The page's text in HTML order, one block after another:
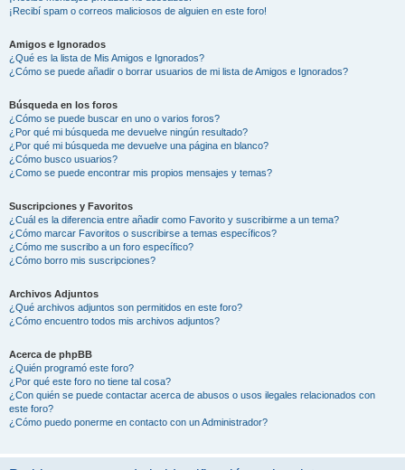
¡Recibí spam o correos maliciosos de alguien en este foro!
Amigos e Ignorados
¿Qué es la lista de Mis Amigos e Ignorados?
¿Cómo se puede añadir o borrar usuarios de mi lista de Amigos e Ignorados?
Búsqueda en los foros
¿Cómo se puede buscar en uno o varios foros?
¿Por qué mi búsqueda me devuelve ningún resultado?
¿Por qué mi búsqueda me devuelve una página en blanco?
¿Cómo busco usuarios?
¿Como se puede encontrar mis propios mensajes y temas?
Suscripciones y Favoritos
¿Cuál es la diferencia entre añadir como Favorito y suscribirme a un tema?
¿Cómo marcar Favoritos o suscribirse a temas específicos?
¿Cómo me suscribo a un foro específico?
¿Cómo borro mis suscripciones?
Archivos Adjuntos
¿Qué archivos adjuntos son permitidos en este foro?
¿Cómo encuentro todos mis archivos adjuntos?
Acerca de phpBB
¿Quién programó este foro?
¿Por qué este foro no tiene tal cosa?
¿Con quién se puede contactar acerca de abusos o usos ilegales relacionados con
este foro?
¿Cómo puedo ponerme en contacto con un Administrador?